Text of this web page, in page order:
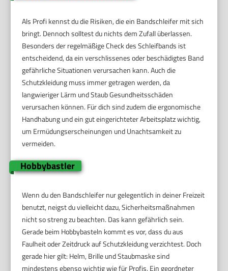
Als Profi kennst du die Risiken, die ein Bandschleifer mit sich
bringt. Dennoch solltest du nichts dem Zufall überlassen.
Besonders der regelmäßige Check des Schleifbands ist
entscheidend, da ein verschlissenes oder beschädigtes Band
gefährliche Situationen verursachen kann. Auch die
Schutzkleidung muss immer getragen werden, da
langwieriger Lärm und Staub Gesundheitsschäden
verursachen können. Für dich sind zudem die ergonomische
Handhabung und ein gut eingerichteter Arbeitsplatz wichtig,
um Ermüdungserscheinungen und Unachtsamkeit zu
vermeiden.
Hobbybastler
Wenn du den Bandschleifer nur gelegentlich in deiner Freizeit
benutzt, neigst du vielleicht dazu, Sicherheitsmaßnahmen
nicht so streng zu beachten. Das kann gefährlich sein.
Gerade beim Hobbybasteln kommt es vor, dass du aus
Faulheit oder Zeitdruck auf Schutzkleidung verzichtest. Doch
gerade hier gilt: Helm, Brille und Staubmaske sind
mindestens ebenso wichtig wie für Profis. Ein geordneter